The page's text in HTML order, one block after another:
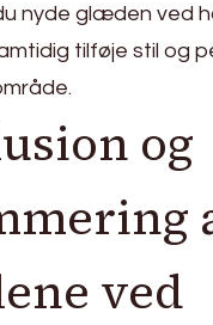
nyde glæden ved
tilføje stil og
og
ved